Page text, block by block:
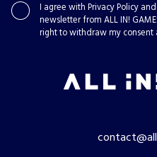
I agree with Privacy Policy
newsletter from ALL IN!
right to withdraw my consent